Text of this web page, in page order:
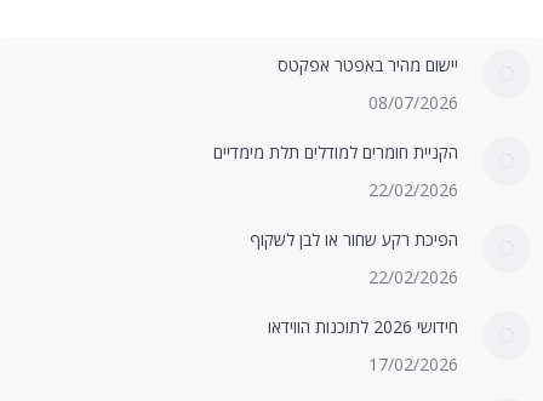
יישום מהיר באפטר אפקטס
08/07/2026
הקניית חומרים למודלים תלת מימדיים
22/02/2026
הפיכת רקע שחור או לבן לשקוף
22/02/2026
חידושי 2026 לתוכנות הווידאו
17/02/2026